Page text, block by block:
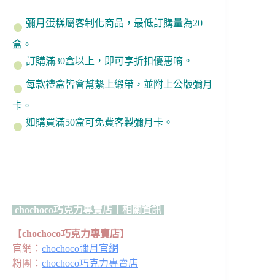
彌月蛋糕屬客制化商品，最低訂購量為20
盒。
訂購滿30盒以上，即可享折扣優惠唷。
每款禮盒皆會幫繫上緞帶，並附上公版彌月
卡。
如購買滿50盒可免費客製彌月卡。
chochoco巧克力專賣店｜相關資訊
【chochoco巧克力專賣店】
官網： chochoco彌月官網
粉團： chochoco巧克力專賣店